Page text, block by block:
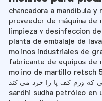
chancadora a mandíbula
proveedor de máquina de
limpieza y desinfeccion
planta de embalaje de
molinos industriales de
fabricante de equipos de
molino de martillo retsch
که ورم کف پا را خرد می کند
sandhi sudha petróleo en